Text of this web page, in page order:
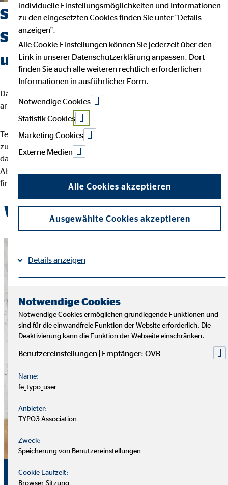
Suchst du einen Job, der
Sicherheit, Selbstbestimmung
und Flexibilität vereint?
Dann bist du bei uns richtig. Wir glauben, dass man am besten
arbeitet, wenn man seinem eigenen Rhythmus folgt.
Teamarbeit und intensiver Austausch sind für uns der Schlüssel
zu besten Ergebnissen. Dein Arbeitsalltag ist abwechslungsreich,
da jede Kundin und jeder Kunde individuelle Lösungen braucht.
Als OVB-Berater*in unterstützt du deine Kund*innen bei
finanziellen Entscheidungen und der Erreichung ihrer Ziele.
Werde Teil des OVB-Teams
Sicherheit, Chancen und
individuelle Einstellungsmöglichkeiten und Informationen
zu den eingesetzten Cookies finden Sie unter "Details
anzeigen".
Alle Cookie-Einstellungen können Sie jederzeit über den
Link in unserer Datenschutzerklärung anpassen. Dort
finden Sie auch alle weiteren rechtlich erforderlichen
Informationen in ausführlicher Form.
Notwendige Cookies
Statistik Cookies
Marketing Cookies
Externe Medien
Alle Cookies akzeptieren
Ausgewählte Cookies akzeptieren
Details anzeigen
Notwendige Cookies
Notwendige Cookies ermöglichen grundlegende Funktionen und
sind für die einwandfreie Funktion der Website erforderlich. Die
Deaktivierung kann die Funktion der Webseite einschränken.
Benutzereinstellungen | Empfänger: OVB
Name:
fe_typo_user
Anbieter:
TYPO3 Association
Zweck:
Speicherung von Benutzereinstellungen
Cookie Laufzeit:
Browser-Sitzung